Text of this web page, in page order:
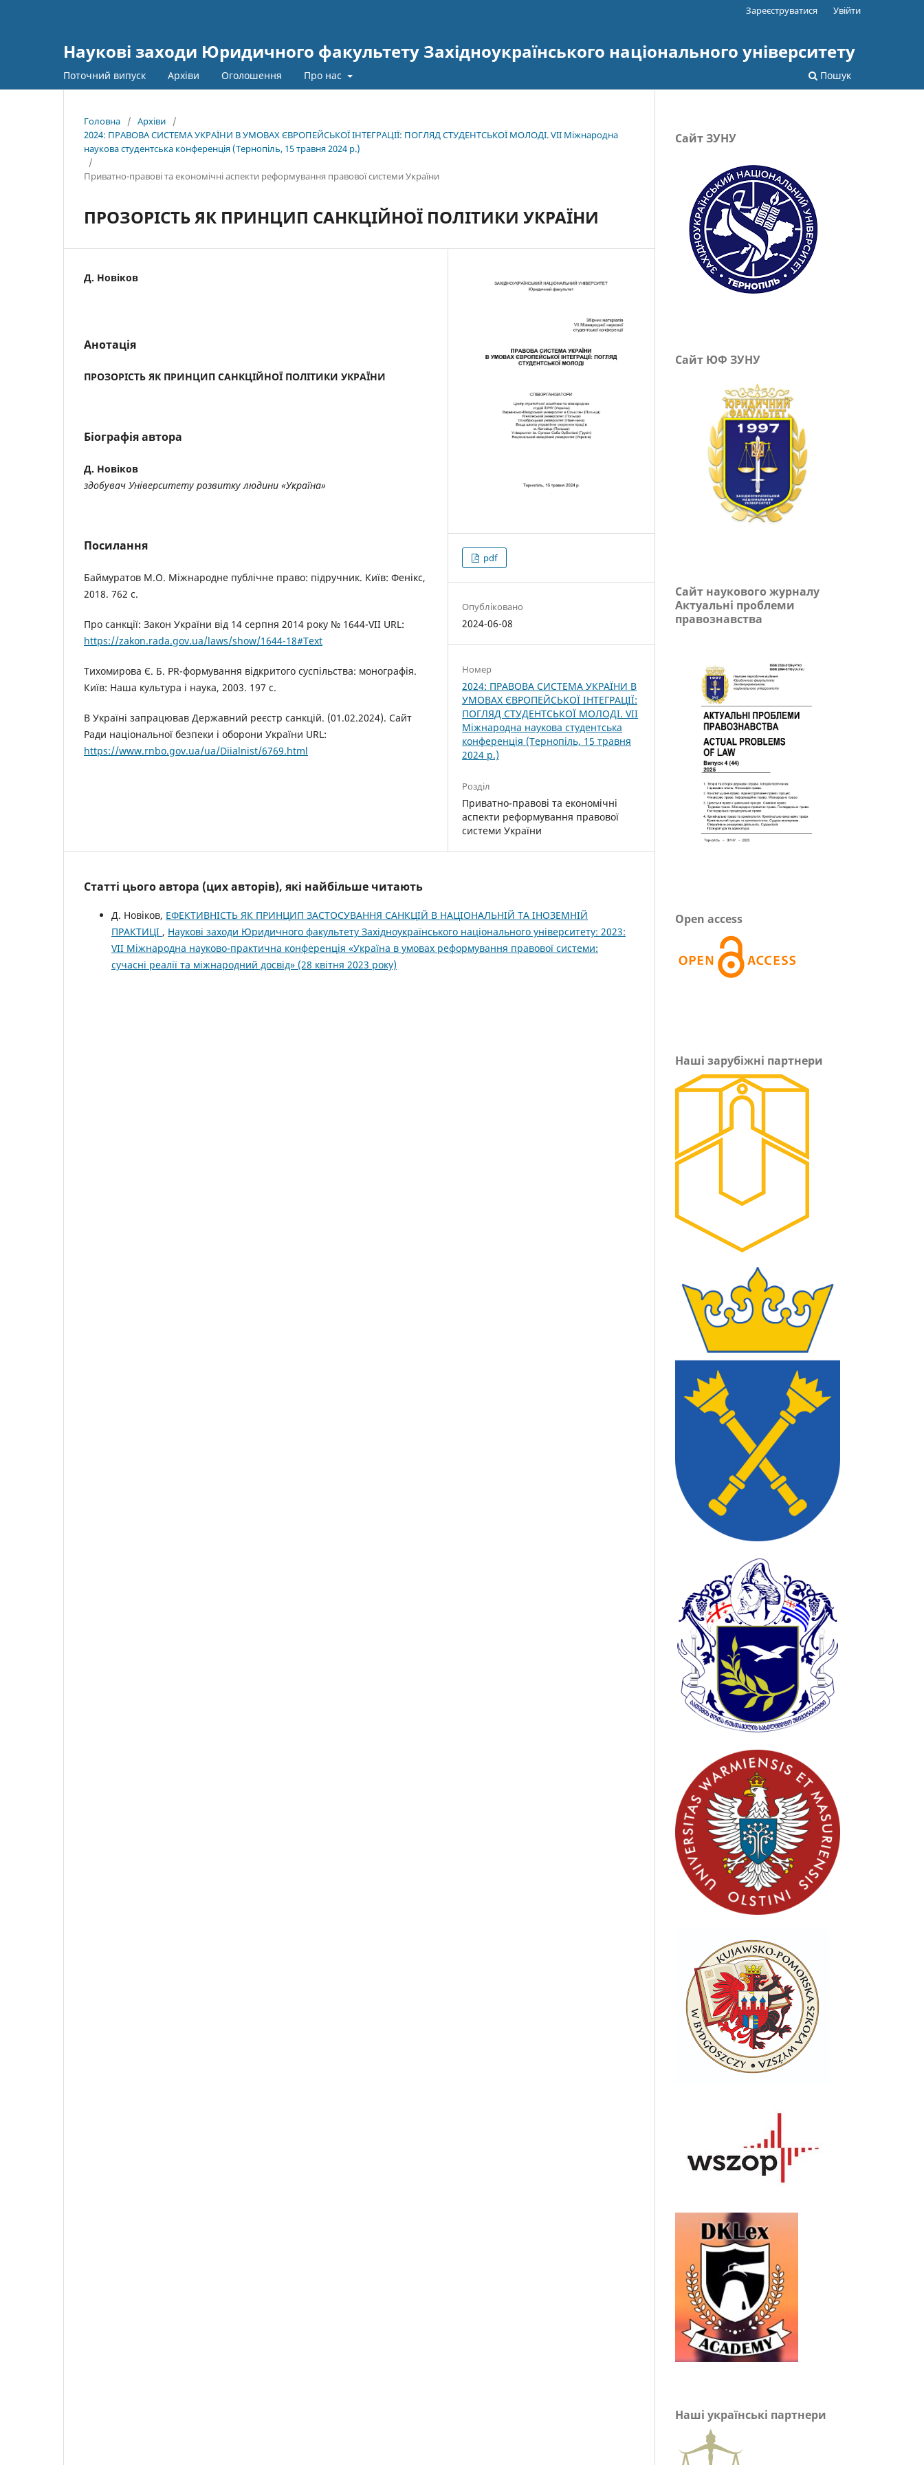
Наукові заходи Юридичного факультету Західноукраїнського національного університету
Поточний випуск Архіви Оголошення Про нас Пошук
Зареєструватися Увійти
Головна / Архіви
/
2024: ПРАВОВА СИСТЕМА УКРАЇНИ В УМОВАХ ЄВРОПЕЙСЬКОЇ ІНТЕГРАЦІЇ: ПОГЛЯД СТУДЕНТСЬКОЇ МОЛОДІ. VІІ Міжнародна
наукова студентська конференція (Тернопіль, 15 травня 2024 р.)
/
Приватно-правові та економічні аспекти реформування правової системи України
ПРОЗОРІСТЬ ЯК ПРИНЦИП САНКЦІЙНОЇ ПОЛІТИКИ УКРАЇНИ
Д. Новіков
Анотація
ПРОЗОРІСТЬ ЯК ПРИНЦИП САНКЦІЙНОЇ ПОЛІТИКИ УКРАЇНИ
Біографія автора
Д. Новіков
здобувач Університету розвитку людини «Україна»
Посилання
Баймуратов М.О. Міжнародне публічне право: підручник. Київ: Фенікс,
2018. 762 с.
Про санкції: Закон України від 14 серпня 2014 року № 1644-VII URL:
https://zakon.rada.gov.ua/laws/show/1644-18#Text
Тихомирова Є. Б. PR-формування відкритого суспільства: монографія.
Київ: Наша культура і наука, 2003. 197 с.
В Україні запрацював Державний реєстр санкцій. (01.02.2024). Сайт
Ради національної безпеки і оборони України URL:
https://www.rnbo.gov.ua/ua/Diialnist/6769.html
pdf
Опубліковано
2024-06-08
Номер
2024: ПРАВОВА СИСТЕМА УКРАЇНИ В
УМОВАХ ЄВРОПЕЙСЬКОЇ ІНТЕГРАЦІЇ:
ПОГЛЯД СТУДЕНТСЬКОЇ МОЛОДІ. VІІ
Міжнародна наукова студентська
конференція (Тернопіль, 15 травня
2024 р.)
Розділ
Приватно-правові та економічні
аспекти реформування правової
системи України
Статті цього автора (цих авторів), які найбільше читають
Д. Новіков, ЕФЕКТИВНІСТЬ ЯК ПРИНЦИП ЗАСТОСУВАННЯ САНКЦІЙ В НАЦІОНАЛЬНІЙ ТА ІНОЗЕМНІЙ
ПРАКТИЦІ , Наукові заходи Юридичного факультету Західноукраїнського національного університету: 2023:
VII Міжнародна науково-практична конференція «Україна в умовах реформування правової системи:
сучасні реалії та міжнародний досвід» (28 квітня 2023 року)
Сайт ЗУНУ
Сайт ЮФ ЗУНУ
Сайт наукового журналу
Актуальні проблеми
правознавства
Open access
Наші зарубіжні партнери
Наші українські партнери